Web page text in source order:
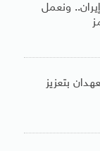
ونعمل
بتعزيز